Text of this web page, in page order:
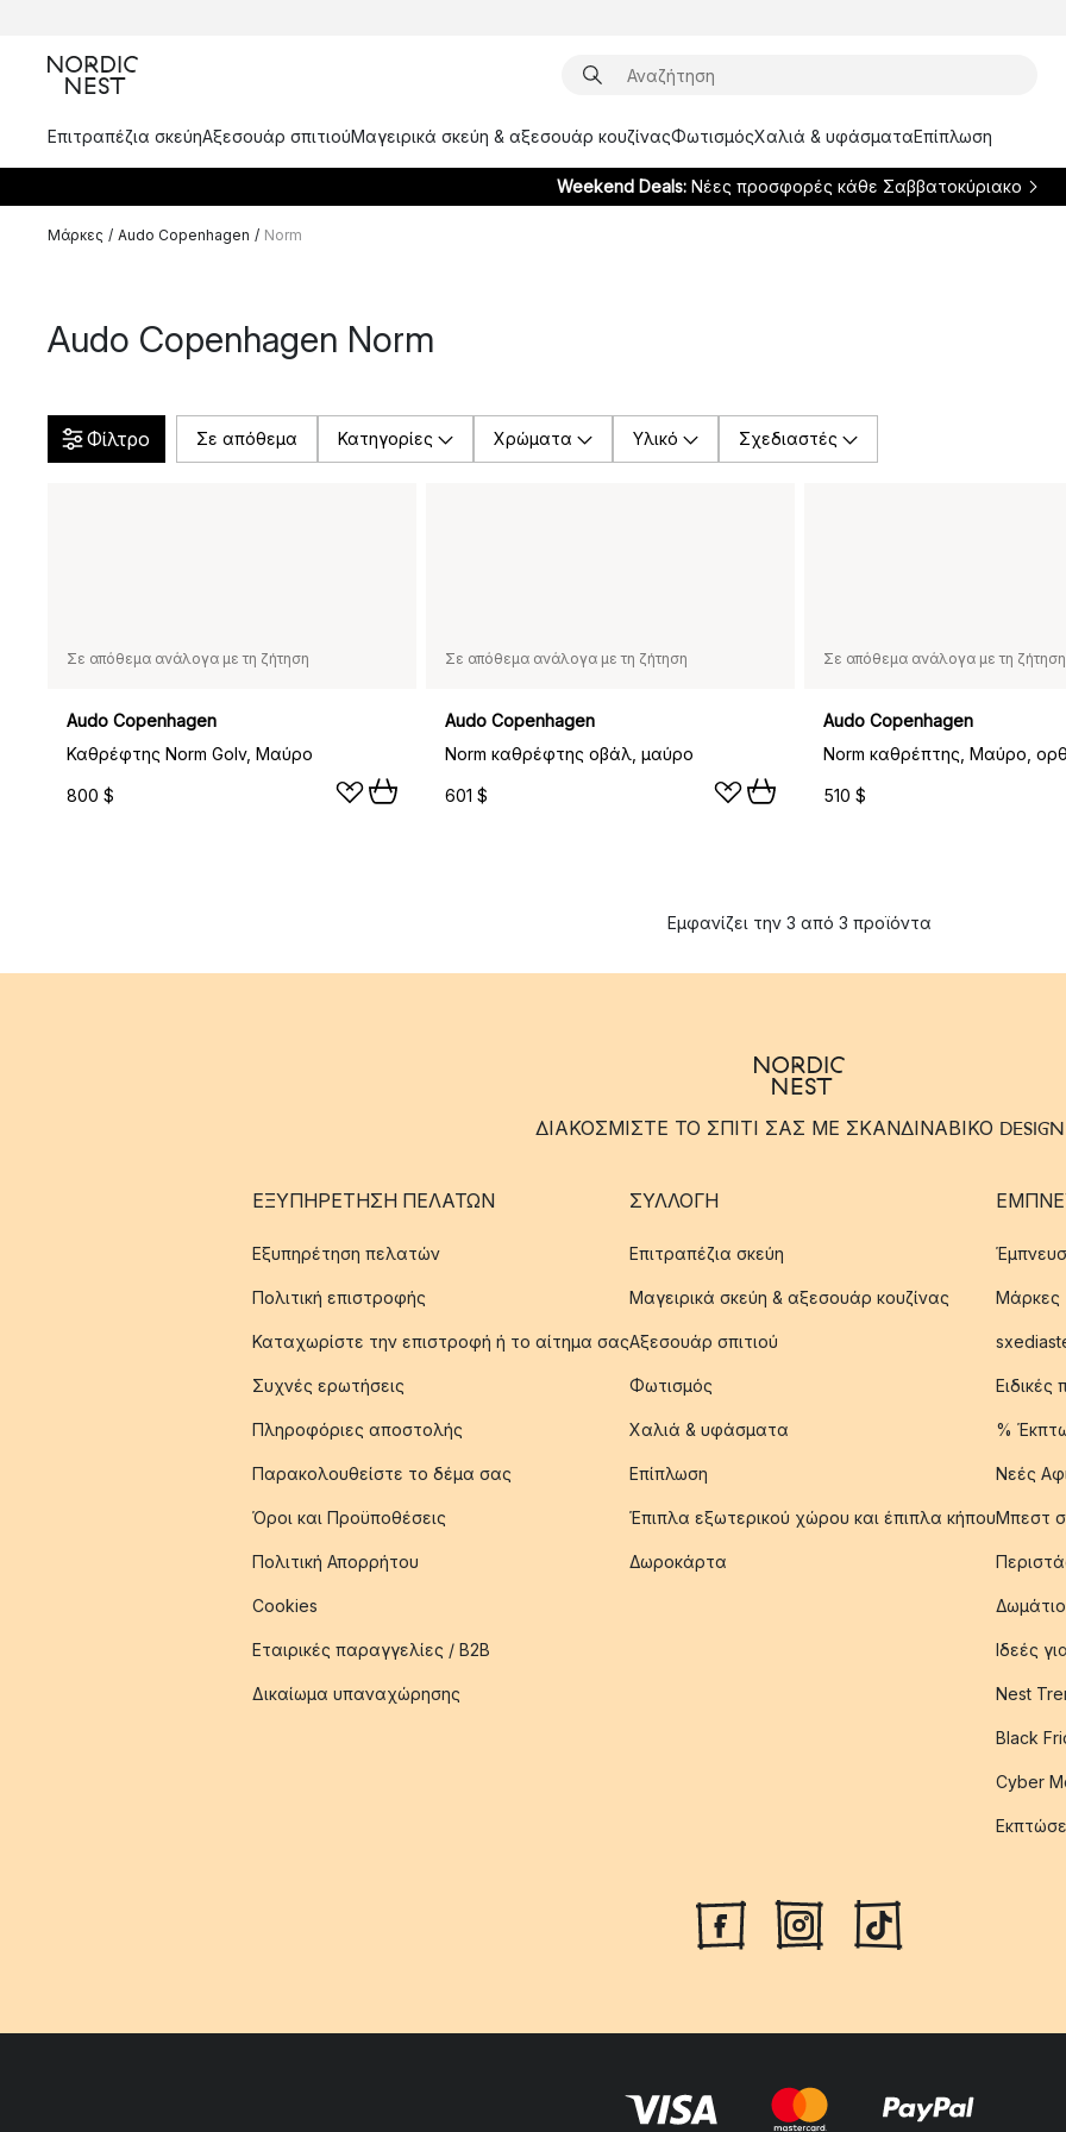
Επιτραπέζια σκεύηΑξεσουάρ σπιτιούΜαγειρικά σκεύη & αξεσουάρ κουζίναςΦωτισμόςΧαλιά & υφάσματαΕπίπλωση
Weekend Deals: Νέες προσφορές κάθε Σαββατοκύριακο
Μάρκες / Audo Copenhagen / Norm
Audo Copenhagen Norm
Φίλτρο Σε απόθεμα Κατηγορίες Χρώματα Υλικό Σχεδιαστές
Σε απόθεμα ανάλογα με τη ζήτηση
Audo Copenhagen
Καθρέφτης Norm Golv, Μαύρο
800 $
Σε απόθεμα ανάλογα με τη ζήτηση
Audo Copenhagen
Norm καθρέφτης οβάλ, μαύρο
601 $
Σε απόθεμα ανάλογα με τη ζήτηση
Audo Copenhagen
Norm καθρέπτης, Μαύρο,
510 $
Εμφανίζει την 3 από 3 προϊόντα
ΔΙΑΚΟΣΜΙΣΤΕ ΤΟ ΣΠΙΤΙ ΣΑΣ ΜΕ ΣΚΑΝΔΙΝΑΒΙΚΟ DESIGN
ΕΞΥΠΗΡΈΤΗΣΗ ΠΕΛΑΤΏΝ
Εξυπηρέτηση πελατών
Πολιτική επιστροφής
Καταχωρίστε την επιστροφή ή το αίτημα σας
Συχνές ερωτήσεις
Πληροφόριες αποστολής
Παρακολουθείστε το δέμα σας
Όροι και Προϋποθέσεις
Πολιτική Απορρήτου
Cookies
Εταιρικές παραγγελίες / B2B
Δικαίωμα υπαναχώρησης
ΣΥΛΛΟΓΉ
Επιτραπέζια σκεύη
Μαγειρικά σκεύη & αξεσουάρ κουζίνας
Αξεσουάρ σπιτιού
Φωτισμός
Χαλιά & υφάσματα
Επίπλωση
Έπιπλα εξωτερικού χώρου και έπιπλα κήπου
Δωροκάρτα
Μάρκες
%
Νεές
Μπεστ
Δωμάτιο
Ιδεές
Nest
Black
Cyber